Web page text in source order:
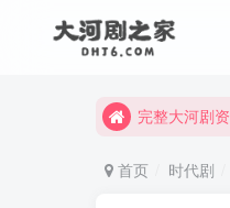
完整大河剧
完整大河剧
首页 时代剧